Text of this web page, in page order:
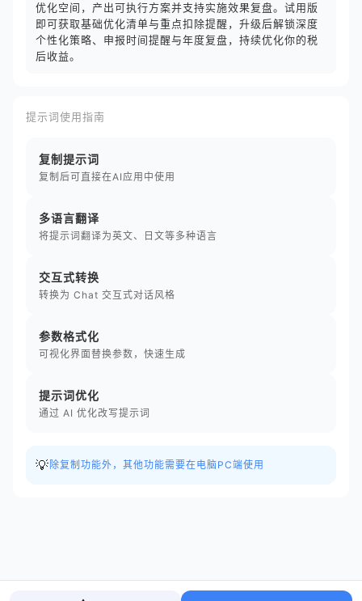
优化空间，产出可执行方案并支持实施效果复盘。试用版
即可获取基础优化清单与重点扣除提醒，升级后解锁深度
个性化策略、申报时间提醒与年度复盘，持续优化你的税
后收益。
提示词使用指南
复制提示词
复制后可直接在AI应用中使用
多语言翻译
将提示词翻译为英文、日文等多种语言
交互式转换
转换为 Chat 交互式对话风格
参数格式化
可视化界面替换参数，快速生成
提示词优化
通过 AI 优化改写提示词
💡 除复制功能外，其他功能需要在电脑PC端使用